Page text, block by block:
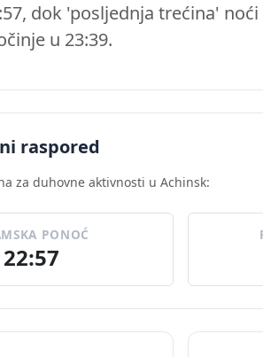
dok 'posljednja trećina'
u 23:39.
raspored
za duhovne aktivnosti u Achinsk:
PONOĆ
22:57